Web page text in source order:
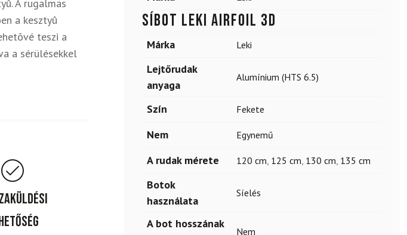
A rugalmas
a kesztyû
teszi a
a sérülésekkel
Síbot LEKI Airfoil 3D
Márka Leki
Lejtőrudak
anyaga
Alumínium (HTS 6.5)
Szín Fekete
Nem Egynemű
A rudak mérete 120 cm, 125 cm, 130 cm, 135 cm
Botok
használata
Síelés
A bot hosszának
Nem